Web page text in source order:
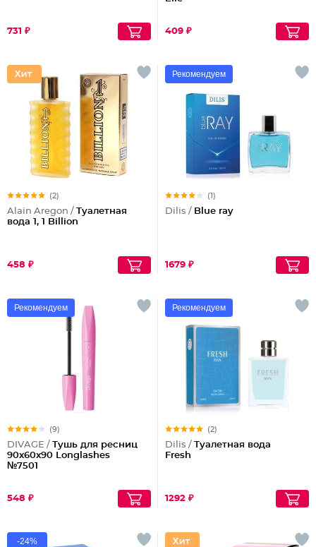
731 ₽ 409 ₽
(2)
Alain Aregon / Туалетная
вода 1, 1 Billion
458 ₽
Рекомендуем
(1)
Dilis / Blue ray
1679 ₽
Рекомендуем
(9)
DIVAGE / Тушь для ресниц
90x60x90 Longlashes
№7501
548 ₽
Рекомендуем
(2)
Dilis / Туалетная вода
Fresh
1292 ₽
-24%